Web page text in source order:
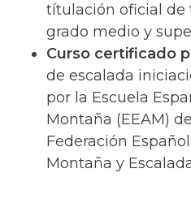
títulación oficial de
grado medio y
Curso certificado
de escalada
por la Escuela
Montaña (EEAM)
Federación
Montaña y